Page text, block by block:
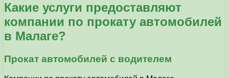
Какие услуги предоставляют
компании по прокату автомобилей
в Малаге?
Прокат автомобилей с водителем